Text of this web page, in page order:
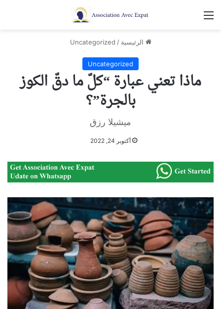
القائمة
الرئيسية /
Uncategorized
Uncategorized
ماذا تعني عبارة “كلّ ما دقّ الكوز
بالجرة”؟
ميشيلا رزق
أكتوبر 24, 2022